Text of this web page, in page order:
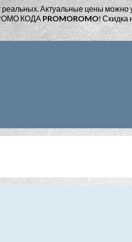
Актуальные цены можно
КОДАPROMOROMO!Скидка